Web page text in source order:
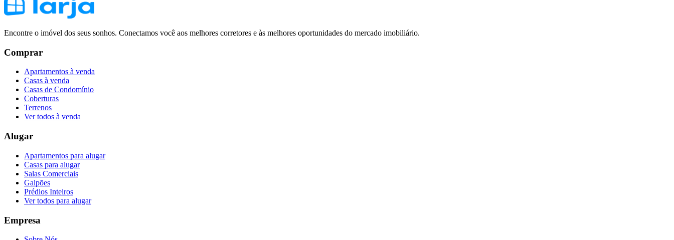
Encontre o imóvel dos seus sonhos. Conectamos você aos melhores corretores e às melhores oportunidades do mercado imobiliário.
Comprar
Apartamentos à venda
Casas à venda
Casas de Condomínio
Coberturas
Terrenos
Ver todos à venda
Alugar
Apartamentos para alugar
Casas para alugar
Salas Comerciais
Galpões
Prédios Inteiros
Ver todos para alugar
Empresa